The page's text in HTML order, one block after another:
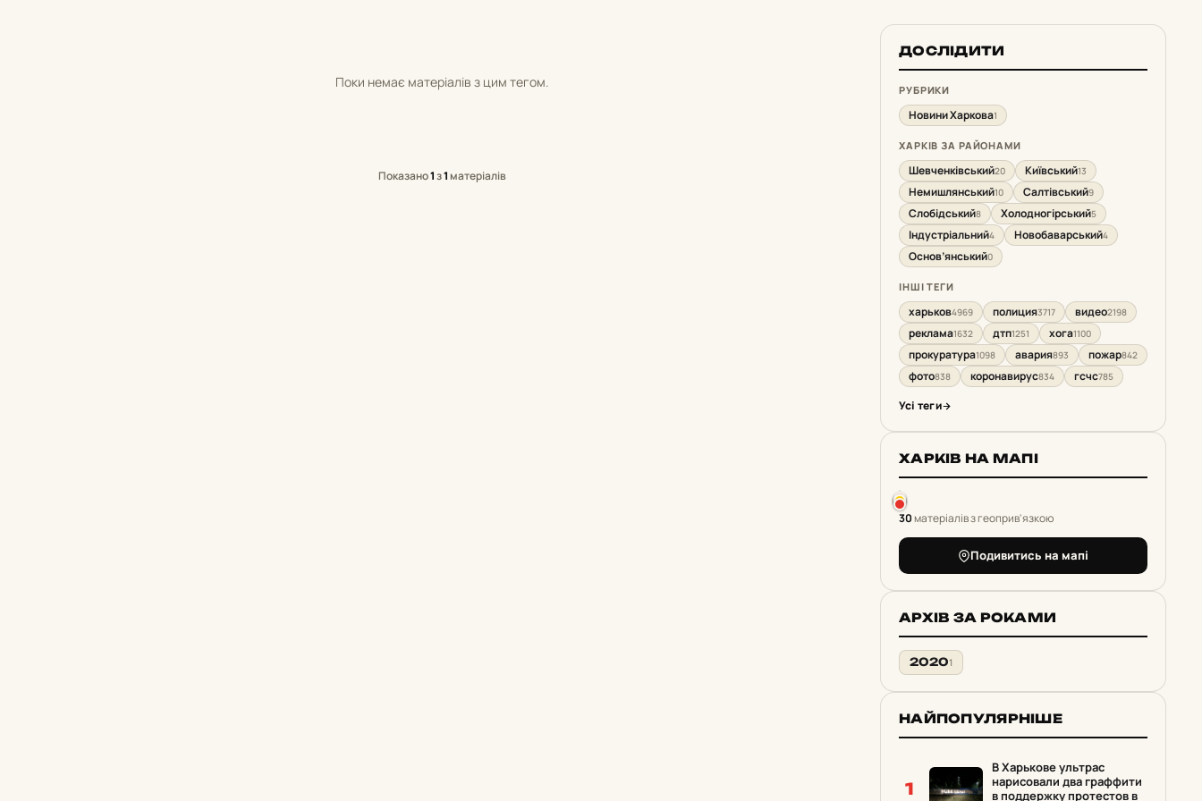
Поки немає матеріалів з цим тегом.
Показано1з1матеріалів
ДОСЛІДИТИ
РУБРИКИ
Новини Харкова1
ХАРКІВ ЗА РАЙОНАМИ
Шевченківський20 Київський13
Немишлянський10 Салтівський9
Слобідський8 Холодногірський5
Індустріальний4 Новобаварський4
Основ’янський0
ІНШІ ТЕГИ
харьков4969 полиция3717 видео2198
реклама1632 дтп1251 хога1100
прокуратура1098 авария893 пожар842
фото838 коронавирус834 гсчс785
Усі теги
ХАРКІВ НА МАПІ
30матеріалів з геоприв'язкою
Подивитись на мапі
АРХІВ ЗА РОКАМИ
20201
НАЙПОПУЛЯРНІШЕ
1
В Харькове ультрас
нарисовали два граффити
в поддержку протестов в